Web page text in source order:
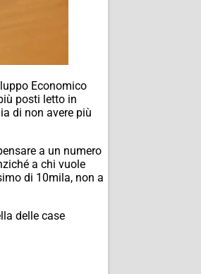
Economico
posti letto in
di non avere più
a un numero
a chi vuole
di 10mila, non a
delle case